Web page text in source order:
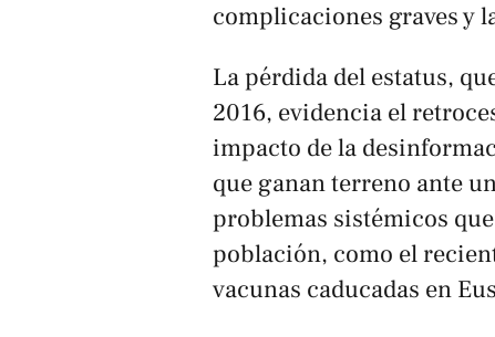
complicaciones graves y
La pérdida del estatus,
2016, evidencia el
impacto de la
que ganan terreno ante
problemas sistémicos
población, como el
vacunas caducadas en